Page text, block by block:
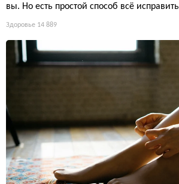
вы. Но есть простой способ всё исправить
Здоровье 14 889